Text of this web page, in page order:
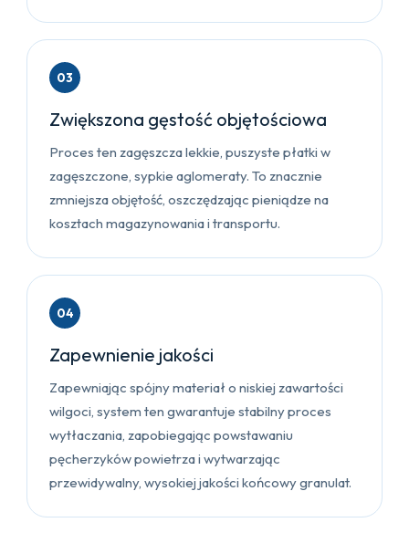
03
Zwiększona gęstość objętościowa
Proces ten zagęszcza lekkie, puszyste płatki w
zagęszczone, sypkie aglomeraty. To znacznie
zmniejsza objętość, oszczędzając pieniądze na
kosztach magazynowania i transportu.
04
Zapewnienie jakości
Zapewniając spójny materiał o niskiej zawartości
wilgoci, system ten gwarantuje stabilny proces
wytłaczania, zapobiegając powstawaniu
pęcherzyków powietrza i wytwarzając
przewidywalny, wysokiej jakości końcowy granulat.